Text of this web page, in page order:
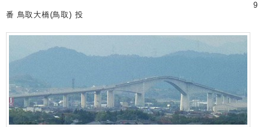
9
番 鳥取大橋(鳥取) 投